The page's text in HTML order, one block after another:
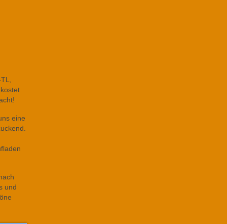
eine
und